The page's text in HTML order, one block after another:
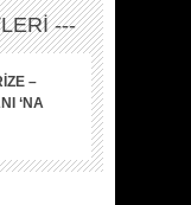
---
–
‘NA